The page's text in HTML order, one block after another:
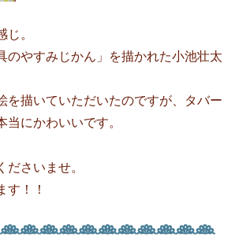
。
のやすみじかん」を描かれた小池壮太
を描いていただいたのですが、タバー
当にかわいいです。
ださいませ。
す！！